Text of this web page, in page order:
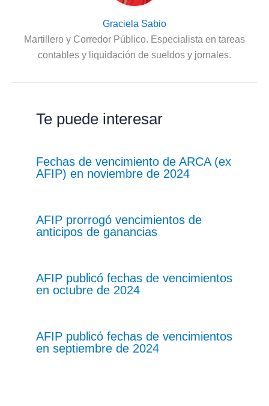
Graciela Sabio
Martillero y Corredor Público. Especialista en tareas
contables y liquidación de sueldos y jornales.
Te puede interesar
Fechas de vencimiento de ARCA (ex
AFIP) en noviembre de 2024
AFIP prorrogó vencimientos de
anticipos de ganancias
AFIP publicó fechas de vencimientos
en octubre de 2024
AFIP publicó fechas de vencimientos
en septiembre de 2024